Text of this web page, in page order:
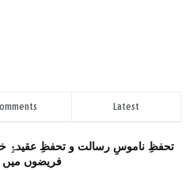
Latest
تحفظِ ناموسِ رسالت و تحفظِ عقیدۂِ
فریضوں